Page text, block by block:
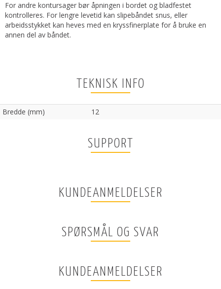
For andre kontursager bør åpningen i bordet og bladfestet
kontrolleres. For lengre levetid kan slipebåndet snus, eller
arbeidsstykket kan heves med en kryssfinerplate for å bruke en
annen del av båndet.
TEKNISK INFO
Bredde (mm) 12
SUPPORT
KUNDEANMELDELSER
SPØRSMÅL OG SVAR
KUNDEANMELDELSER